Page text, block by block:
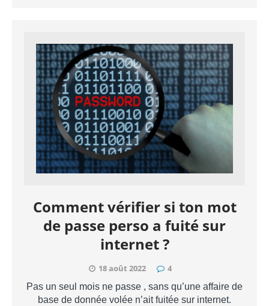
Comment vérifier si ton mot
de passe perso a fuité sur
internet ?
18 août 2022 4
Pas un seul mois ne passe , sans qu’une affaire de
base de donnée volée n’ait fuitée sur internet.